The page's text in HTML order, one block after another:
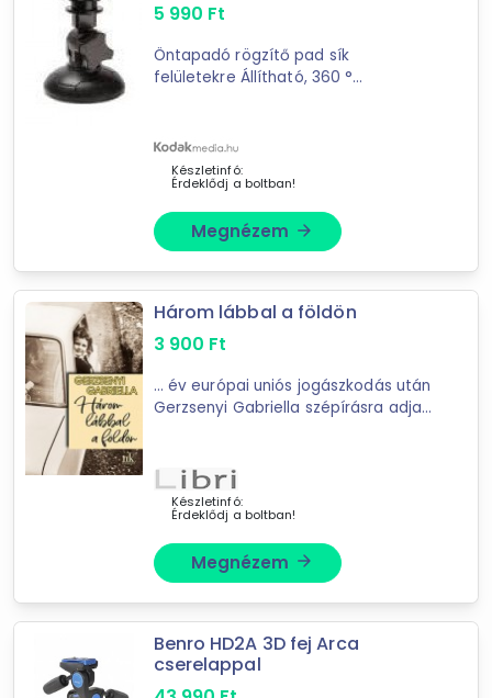
Vállpánt
Ár szűrése
Szűrés
találat
Mást is keresel? Válogass a Depo teljes
kínálatából!
tovább válogatok »
5 990 Ft
Öntapadó rögzítő pad sík
felületekre Állítható, 360 °
Készletinfó:
Érdeklődj a boltban!
Megnézem arrow_forward
Három lábbal a földön
3 900 Ft
... év európai uniós jogászkodás után
Gerzsenyi Gabriella szépírásra adja
Készletinfó:
Érdeklődj a boltban!
Megnézem arrow_forward
Benro HD2A 3D fej Arca
cserelappal